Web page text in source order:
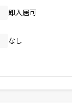
即入居可
なし